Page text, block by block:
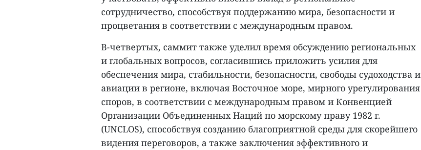
сотрудничество, способствуя поддержанию мира, безопасности и
процветания в соответствии с международным правом.
В-четвертых, саммит также уделил время обсуждению региональных
и глобальных вопросов, согласившись приложить усилия для
обеспечения мира, стабильности, безопасности, свободы судоходства и
авиации в регионе, включая Восточное море, мирного урегулирования
споров, в соответствии с международным правом и Конвенцией
Организации Объединенных Наций по морскому праву 1982 г.
(UNCLOS), способствуя созданию благоприятной среды для скорейшего
видения переговоров, а также заключения эффективного и